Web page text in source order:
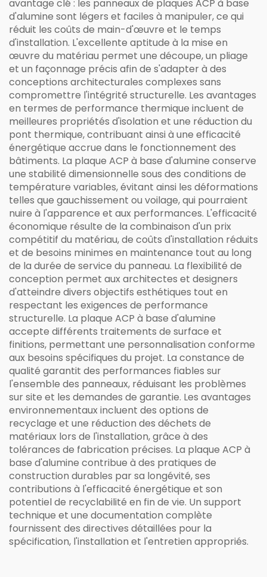
avantage clé : les panneaux de plaques ACP à base
d'alumine sont légers et faciles à manipuler, ce qui
réduit les coûts de main-d'œuvre et le temps
d'installation. L'excellente aptitude à la mise en
œuvre du matériau permet une découpe, un pliage
et un façonnage précis afin de s'adapter à des
conceptions architecturales complexes sans
compromettre l'intégrité structurelle. Les avantages
en termes de performance thermique incluent de
meilleures propriétés d'isolation et une réduction du
pont thermique, contribuant ainsi à une efficacité
énergétique accrue dans le fonctionnement des
bâtiments. La plaque ACP à base d'alumine conserve
une stabilité dimensionnelle sous des conditions de
température variables, évitant ainsi les déformations
telles que gauchissement ou voilage, qui pourraient
nuire à l'apparence et aux performances. L'efficacité
économique résulte de la combinaison d'un prix
compétitif du matériau, de coûts d'installation réduits
et de besoins minimes en maintenance tout au long
de la durée de service du panneau. La flexibilité de
conception permet aux architectes et designers
d'atteindre divers objectifs esthétiques tout en
respectant les exigences de performance
structurelle. La plaque ACP à base d'alumine
accepte différents traitements de surface et
finitions, permettant une personnalisation conforme
aux besoins spécifiques du projet. La constance de
qualité garantit des performances fiables sur
l'ensemble des panneaux, réduisant les problèmes
sur site et les demandes de garantie. Les avantages
environnementaux incluent des options de
recyclage et une réduction des déchets de
matériaux lors de l'installation, grâce à des
tolérances de fabrication précises. La plaque ACP à
base d'alumine contribue à des pratiques de
construction durables par sa longévité, ses
contributions à l'efficacité énergétique et son
potentiel de recyclabilité en fin de vie. Un support
technique et une documentation complète
fournissent des directives détaillées pour la
spécification, l'installation et l'entretien appropriés.